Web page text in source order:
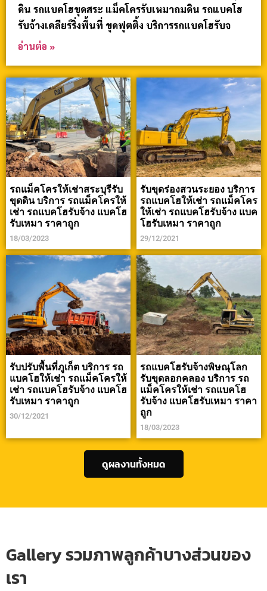
ดิน รถแบคโฮขุดสระ แม็คโครรับเหมาถมดิน รถแบคโฮ
รับจ้างเคลียร์ริ่งพื้นที่ ขุดฟุตติ้ง บริการรถแบคโฮรับจ
อ่านต่อ »
รถแม็คโครให้เช่าสระบุรีรับ
ขุดดิน บริการ รถแม็คโครให้
เช่า รถแบคโฮรับจ้าง แบคโฮ
รับเหมา ราคาถูก
18/03/2023
รับขุดร่องสวนระยอง บริการ
รถแบคโฮให้เช่า รถแม็คโคร
ให้เช่า รถแบคโฮรับจ้าง แบค
โฮรับเหมา ราคาถูก
29/12/2021
รับปรับพื้นที่ภูเก็ต บริการ รถ
แบคโฮให้เช่า รถแม็คโครให้
เช่า รถแบคโฮรับจ้าง แบคโฮ
รับเหมา ราคาถูก
30/12/2021
รถแบคโฮรับจ้างพิษณุโลก
รับขุดลอกคลอง บริการ รถ
แม็คโครให้เช่า รถแบคโฮ
รับจ้าง แบคโฮรับเหมา ราคา
ถูก
18/03/2023
ดูผลงานทั้งหมด
Gallery รวมภาพลูกค้าบางส่วนของ
เรา